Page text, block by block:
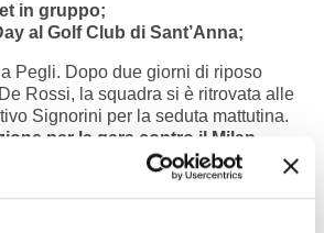
in gruppo;
al Golf Club di Sant’Anna;
Pegli. Dopo due giorni di riposo
Rossi, la squadra si è ritrovata alle
Signorini per la seduta mattutina.
per la gara contro il Milan
vuole provare a ritrovare la vittoria che
in trasferta contro il Pisa. Lato
Cuffy in recupero,Baldanzi e